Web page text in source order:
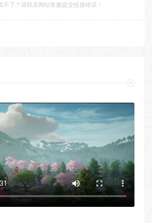
不了？请联系网站客服提交链接错误！